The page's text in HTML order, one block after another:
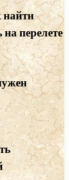
найти
перелете